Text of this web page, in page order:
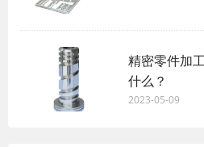
精密零件加
什么？
2023-05-09